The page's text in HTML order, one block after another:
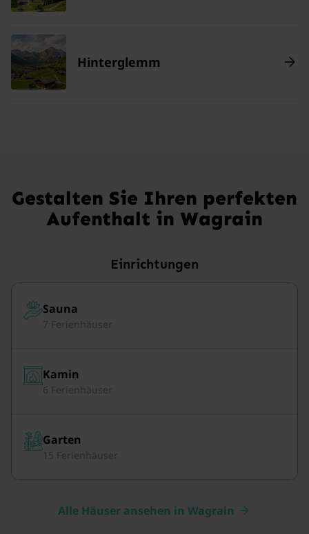
Hinterglemm
Gestalten Sie Ihren perfekten
Aufenthalt in Wagrain
Einrichtungen
Sauna
7 Ferienhäuser
Kamin
6 Ferienhäuser
Garten
15 Ferienhäuser
Alle Häuser ansehen in Wagrain